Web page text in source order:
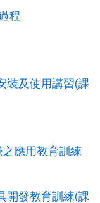
程
裝及使用講習(課
應用教育訓練
開發教育訓練(課